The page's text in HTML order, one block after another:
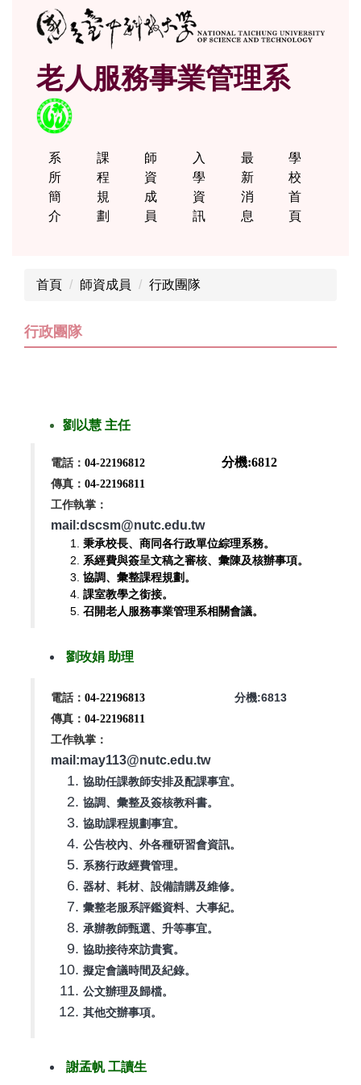
老人服務事業管理系
系
所
簡
介
課
程
規
劃
師
資
成
員
入
學
資
訊
最
新
消
息
學
校
首
頁
首頁 師資成員 行政團隊
行政團隊
劉以慧 主任
電話： 04-22196812 分機:6812
傳真： 04-22196811
工作執掌：
mail:dscsm@nutc.edu.tw
秉承校長、商同各行政單位綜理系務。
系經費與簽呈文稿之審核、彙陳及核辦事項。
協調、彙整課程規劃。
課室教學之銜接。
召開老人服務事業管理系相關會議。
劉玫娟 助理
電話： 04-22196813 分機:6813
傳真： 04-22196811
工作執掌：
mail:may113@nutc.edu.tw
協助任課教師安排及配課事宜。
協調、彙整及簽核教科書。
協助課程規劃事宜。
公告校內、外各種研習會資訊。
系務行政經費管理。
器材、耗材、設備請購及維修。
彙整老服系評鑑資料、大事紀。
承辦教師甄選、升等事宜。
協助接待來訪貴賓。
擬定會議時間及紀錄。
公文辦理及歸檔。
其他交辦事項。
謝孟帆 工讀生